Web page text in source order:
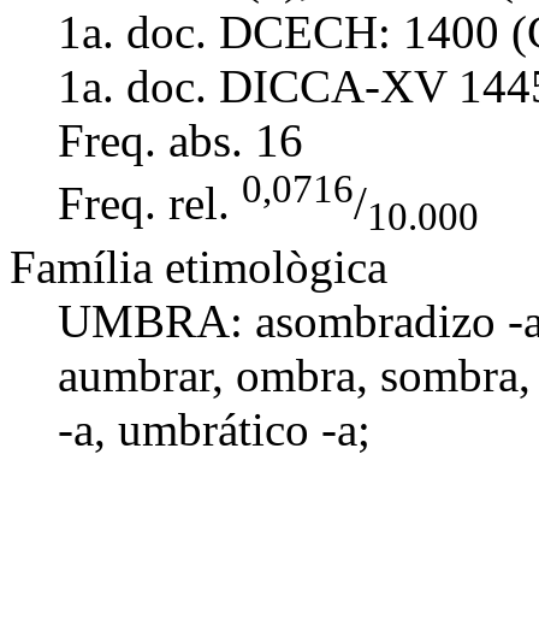
1a. doc. DCECH: 1400
1a. doc. DICCA-XV
Freq. abs. 16
Freq. rel. 0,0716/10.000
Família etimològica
UMBRA: asombradizo -
aumbrar, ombra, sombra
-a, umbrático -a;